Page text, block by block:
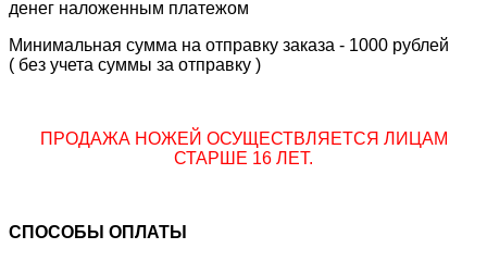
денег наложенным платежом
Минимальная сумма на отправку заказа - 1000 рублей
( без учета суммы за отправку )
ПРОДАЖА НОЖЕЙ ОСУЩЕСТВЛЯЕТСЯ ЛИЦАМ
СТАРШЕ 16 ЛЕТ.
СПОСОБЫ ОПЛАТЫ